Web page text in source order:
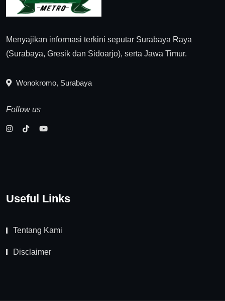
Menyajikan informasi terkini seputar Surabaya Raya
(Surabaya, Gresik dan Sidoarjo), serta Jawa Timur.
Wonokromo, Surabaya
Follow us
Useful Links
Tentang Kami
Disclaimer